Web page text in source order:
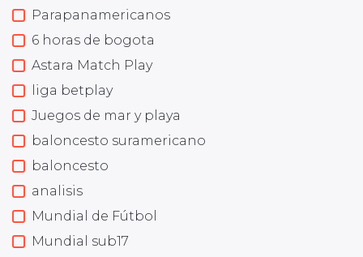
Parapanamericanos
6 horas de bogota
Astara Match Play
liga betplay
Juegos de mar y playa
baloncesto suramericano
baloncesto
analisis
Mundial de Fútbol
Mundial sub17